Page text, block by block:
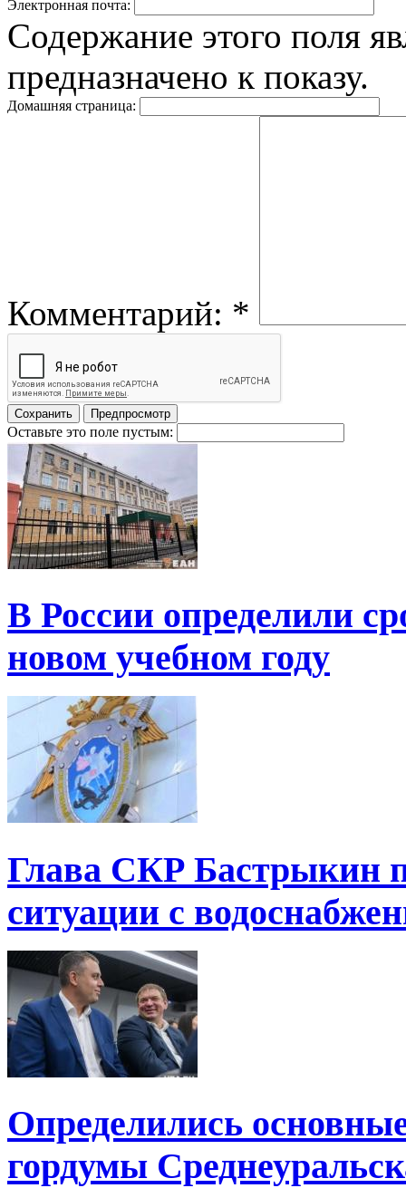
Электронная почта:
Содержание этого поля
предназначено к показу.
Домашняя страница:
Комментарий: *
Оставьте это поле пустым:
В России определили
новом учебном году
Глава СКР Бастрыкин
ситуации с
Определились
гордумы